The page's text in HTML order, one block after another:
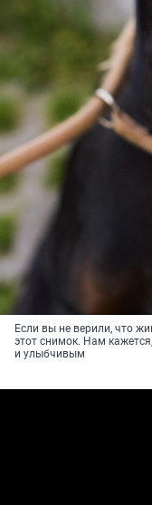
Если вы не верили, что
этот снимок. Нам
и улыбчивым